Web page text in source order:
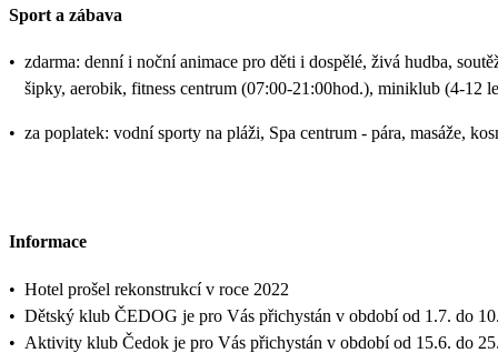
Sport a zábava
• zdarma: denní i noční animace pro děti i dospělé, živá hudba,
šipky, aerobik, fitness centrum (07:00-21:00hod.), miniklub (4-12
• za poplatek: vodní sporty na pláži, Spa centrum - pára, masáže,
Informace
• Hotel prošel rekonstrukcí v roce 2022
• Dětský klub ČEDOG je pro Vás přichystán v období od 1.7. do
• Aktivity klub Čedok je pro Vás přichystán v období od 15.6. do